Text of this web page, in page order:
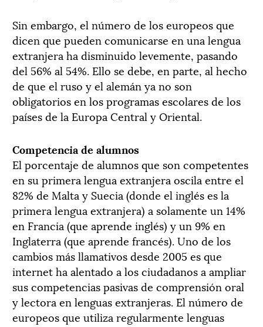
Sin embargo, el número de los europeos que
dicen que pueden comunicarse en una lengua
extranjera ha disminuido levemente, pasando
del 56% al 54%. Ello se debe, en parte, al hecho
de que el ruso y el alemán ya no son
obligatorios en los programas escolares de los
países de la Europa Central y Oriental.
Competencia de alumnos
El porcentaje de alumnos que son competentes
en su primera lengua extranjera oscila entre el
82% de Malta y Suecia (donde el inglés es la
primera lengua extranjera) a solamente un 14%
en Francia (que aprende inglés) y un 9% en
Inglaterra (que aprende francés). Uno de los
cambios más llamativos desde 2005 es que
internet ha alentado a los ciudadanos a ampliar
sus competencias pasivas de comprensión oral
y lectora en lenguas extranjeras. El número de
europeos que utiliza regularmente lenguas